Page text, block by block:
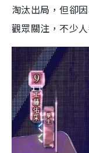
淘汰出局，但卻
觀眾關注，不少